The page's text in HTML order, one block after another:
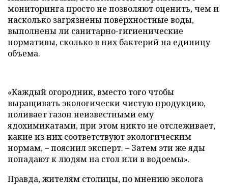
мониторинга просто не позволяют оценить, чем и
насколько загрязнены поверхностные воды,
выполнены ли санитарно-гигиенические
нормативы, сколько в них бактерий на единицу
объема.
«Каждый огородник, вместо того чтобы
выращивать экологически чистую продукцию,
поливает газон неизвестными ему
ядохимикатами, при этом никто не отслеживает,
какие из них соответствуют экологическим
нормам, – пояснил эксперт. – Затем эти же яды
попадают к людям на стол или в водоемы».
Правда, жителям столицы, по мнению эколога